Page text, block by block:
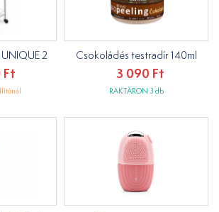
2
Ft
Csokoládés testradír 140ml
3 090 Ft
RAKTÁRON 3 db